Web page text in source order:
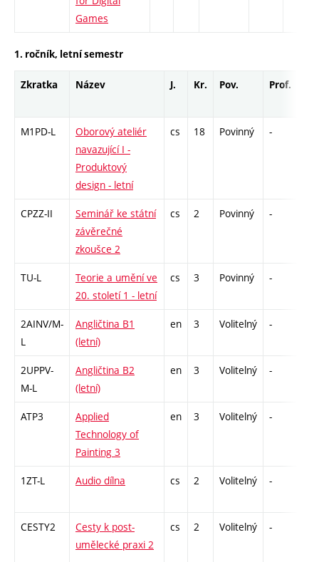
Games
1. ročník, letní semestr
Zkratka Název J. Kr. Pov. Prof.
M1PD-L
Oborový ateliér
navazující I -
Produktový
design - letní
cs 18 Povinný -
CPZZ-II
Seminář ke státní
závěrečné
zkoušce 2
cs 2 Povinný -
TU-L
Teorie a umění ve
20. století 1 - letní
cs 3 Povinný -
2AINV/M-
L
Angličtina B1
(letní)
en 3 Volitelný -
2UPPV-
M-L
Angličtina B2
(letní)
en 3 Volitelný -
ATP3
Applied
Technology of
Painting 3
en 3 Volitelný -
1ZT-L Audio dílna cs 2 Volitelný -
CESTY2
Cesty k post-
umělecké praxi 2
cs 2 Volitelný -